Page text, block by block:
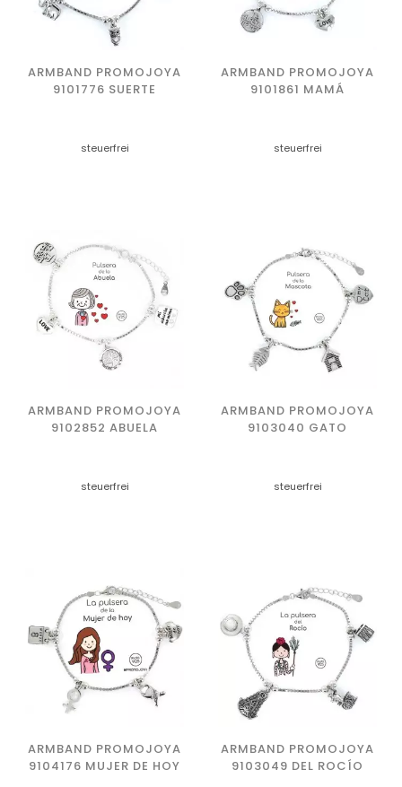
ARMBAND PROMOJOYA
9101776 SUERTE
steuerfrei
ARMBAND PROMOJOYA
9101861 MAMÁ
steuerfrei
ARMBAND PROMOJOYA
9102852 ABUELA
steuerfrei
ARMBAND PROMOJOYA
9103040 GATO
steuerfrei
ARMBAND PROMOJOYA
9104176 MUJER DE HOY
ARMBAND PROMOJOYA
9103049 DEL ROCÍO